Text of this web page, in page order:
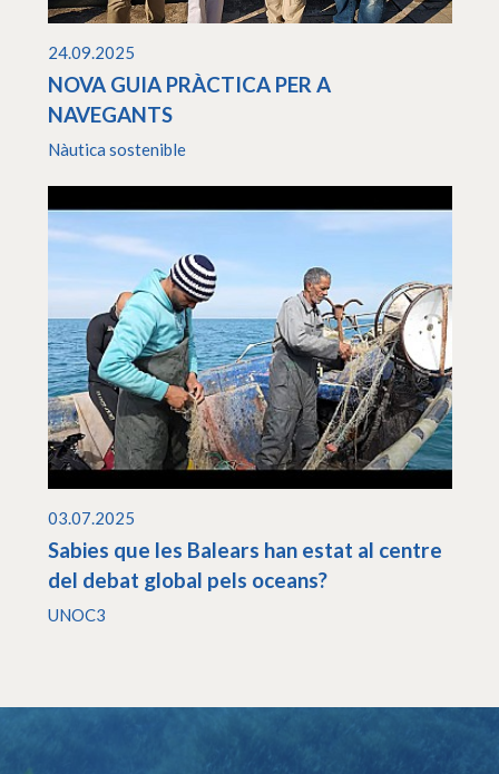
24.09.2025
NOVA GUIA PRÀCTICA PER A
NAVEGANTS
Nàutica sostenible
03.07.2025
Sabies que les Balears han estat al centre
del debat global pels oceans?
UNOC3